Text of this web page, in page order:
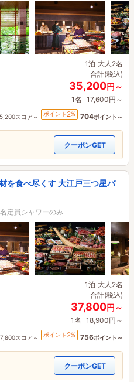
1泊 大人2名
合計(税込)
35,200円～
1名 17,600円～
スコア～ ポイント 2% 704ポイント～
クーポンGET
を食べ尽くす 大江戸三つ星バ
定員シャワーのみ
1泊 大人2名
合計(税込)
37,800円～
1名 18,900円～
スコア～ ポイント 2% 756ポイント～
クーポンGET